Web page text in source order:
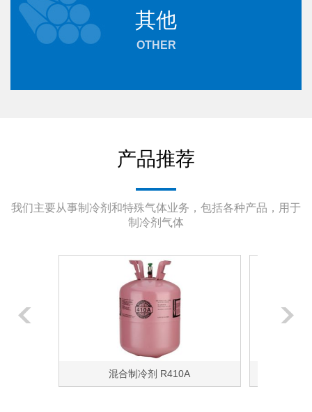
其他
OTHER
产品推荐
我们主要从事制冷剂和特殊气体业务，包括各种产品，用于
制冷剂气体
混合制冷剂 R410A